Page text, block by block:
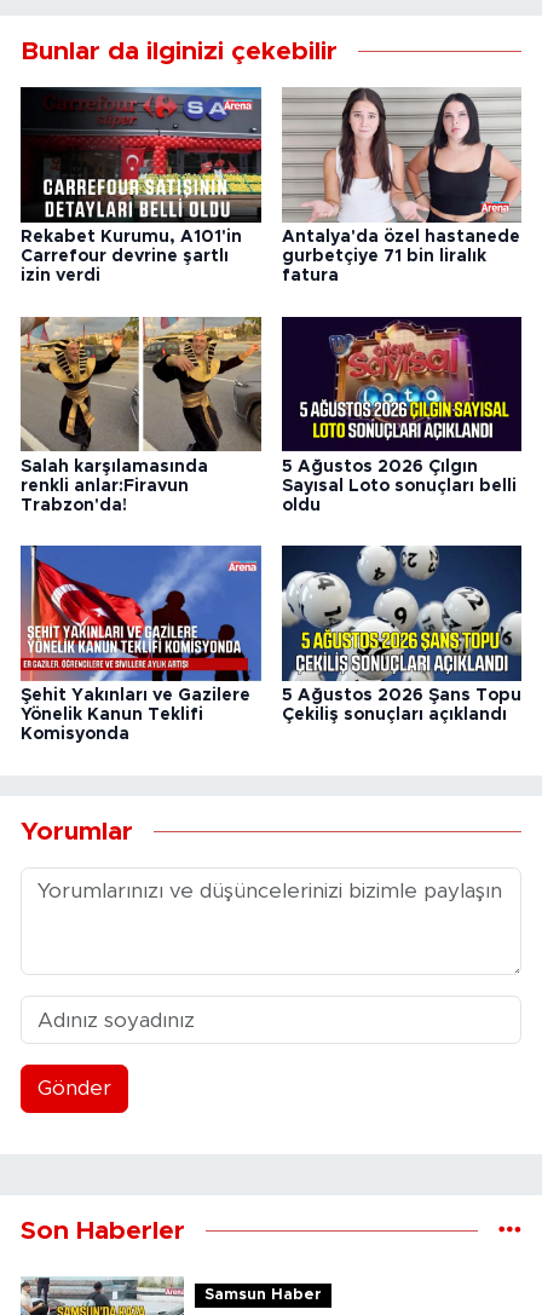
Bunlar da ilginizi çekebilir
Rekabet Kurumu, A101'in
Carrefour devrine şartlı
izin verdi
Antalya'da özel hastanede
gurbetçiye 71 bin liralık
fatura
Salah karşılamasında
renkli anlar:Firavun
Trabzon'da!
5 Ağustos 2026 Çılgın
Sayısal Loto sonuçları belli
oldu
Şehit Yakınları ve Gazilere
Yönelik Kanun Teklifi
Komisyonda
5 Ağustos 2026 Şans Topu
Çekiliş sonuçları açıklandı
Yorumlar
Gönder
Son Haberler
Samsun Haber